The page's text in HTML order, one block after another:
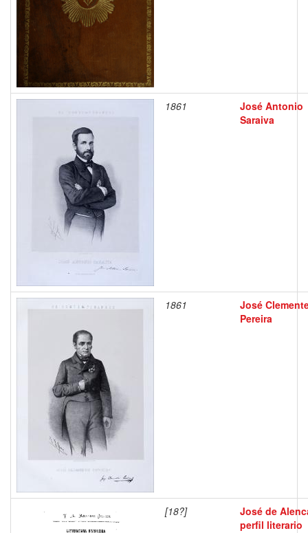
1861
José Antonio
Saraiva
1861
José
Pereira
[18?]
José de
perfil literario